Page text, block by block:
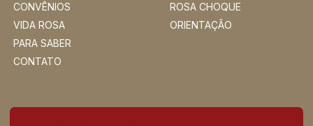
CONVÊNIOS
VIDA ROSA
PARA SABER
CONTATO
ROSA CHOQUE
ORIENTAÇÃO